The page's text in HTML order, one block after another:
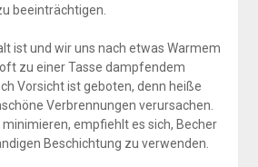
beeinträchtigen.
ist und wir uns nach etwas Warmem
zu einer Tasse dampfendem
Vorsicht ist geboten, denn heiße
Verbrennungen verursachen.
minimieren, empfiehlt es sich, Becher
Beschichtung zu verwenden.